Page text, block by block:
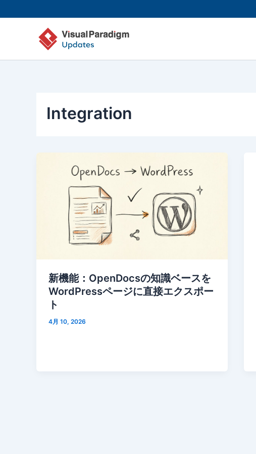
容
キ
Integration
新機能：OpenDocsの知識ベースを
WordPressページに直接エクスポー
ト
4月 10, 2026